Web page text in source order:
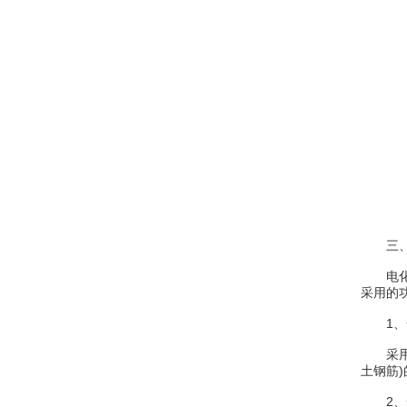
三、
电化
采用的
1、
采用
土钢筋)
2、